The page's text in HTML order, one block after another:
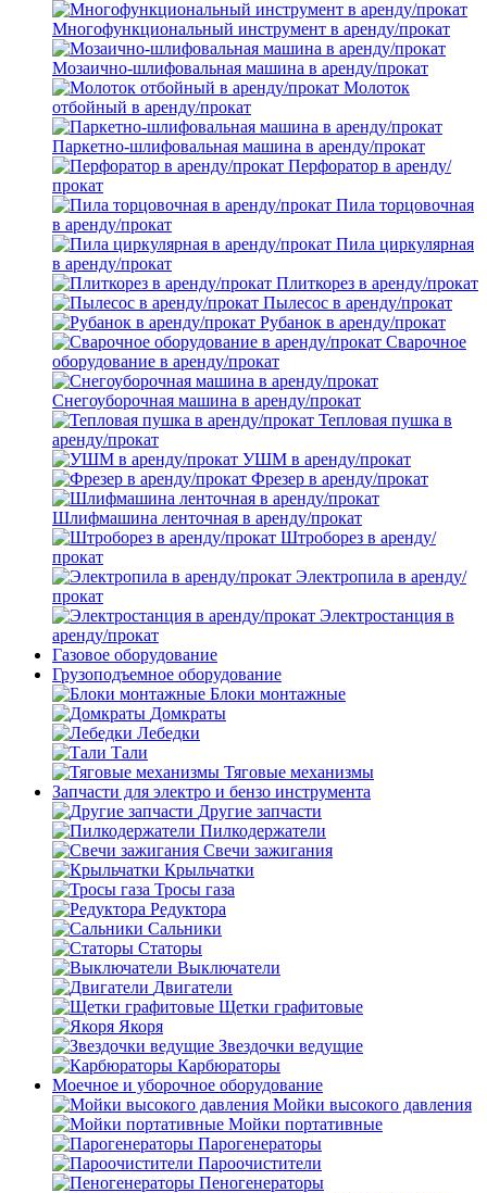
Многофункциональный инструмент в аренду/прокат
Мозаично-шлифовальная машина в аренду/прокат
Молоток
отбойный в аренду/прокат
Паркетно-шлифовальная машина в аренду/прокат
Перфоратор в аренду/
прокат
Пила торцовочная
в аренду/прокат
Пила циркулярная
в аренду/прокат
Плиткорез в аренду/прокат
Пылесос в аренду/прокат
Рубанок в аренду/прокат
Сварочное
оборудование в аренду/прокат
Снегоуборочная машина в аренду/прокат
Тепловая пушка в
аренду/прокат
УШМ в аренду/прокат
Фрезер в аренду/прокат
Шлифмашина ленточная в аренду/прокат
Штроборез в аренду/
прокат
Электропила в аренду/
прокат
Электростанция в
аренду/прокат
Газовое оборудование
Грузоподъемное оборудование
Блоки монтажные
Домкраты
Лебедки
Тали
Тяговые механизмы
Запчасти для электро и бензо инструмента
Другие запчасти
Пилкодержатели
Свечи зажигания
Крыльчатки
Тросы газа
Редуктора
Сальники
Статоры
Выключатели
Двигатели
Щетки графитовые
Якоря
Звездочки ведущие
Карбюраторы
Моечное и уборочное оборудование
Мойки высокого давления
Мойки портативные
Парогенераторы
Пароочистители
Пеногенераторы